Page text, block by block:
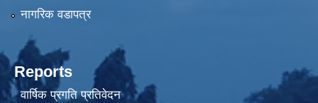
नागरिक वडापत्र
Reports
वार्षिक प्रगति प्रतिवेदन